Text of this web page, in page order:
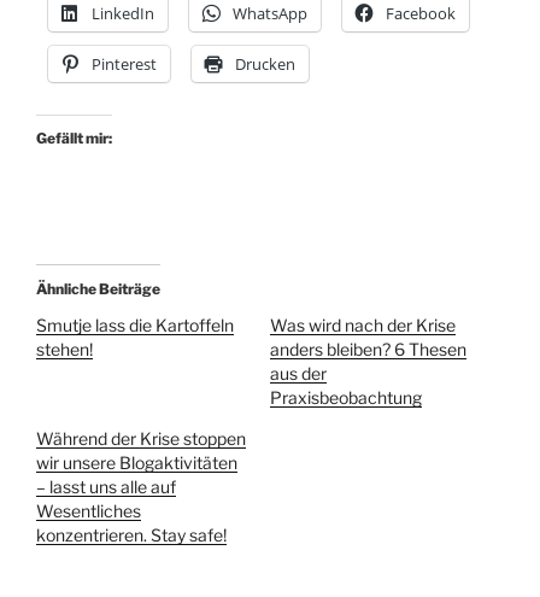
LinkedIn WhatsApp Facebook
Pinterest Drucken
Gefällt mir:
Ähnliche Beiträge
Smutje lass die Kartoffeln
stehen!
Was wird nach der Krise
anders bleiben? 6 Thesen
aus der
Praxisbeobachtung
Während der Krise stoppen
wir unsere Blogaktivitäten
– lasst uns alle auf
Wesentliches
konzentrieren. Stay safe!